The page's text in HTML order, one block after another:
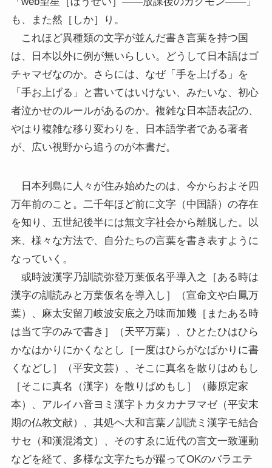
も、また然［しか］り。
これほど異種類の文字が並んだ書き言葉を持つ国
は、日本以外に例が無いらしい。どうして日本語はゴ
チャマゼなのか。さらには、なぜ「手を上げる」を
「手お上げる」と書いてはいけない、みたいな、初心
者泣かせのルールがあるのか。複雑な日本語表記の、
やはり複雑な移り変わりを、日本語学者である著者
が、広い視野から追うのが本書だ。
日本列島に人々が住み始めたのは、今からおよそ四
万年前のこと。二千年ほど前に文字（中国語）の存在
を知り、五世紀後半には無文字社会から離脱した。以
来、様々な方法で、自分たちの言葉を書き表すように
なっていく。
或時波漢字乃訓読弥登万葉仮名乎導入之［ある時は
漢字の訓読みと万葉仮名を導入し］（宣命文や白鳳万
葉）、麻太安留刀岐波安底之乃味而加幾［またある時
は当て字のみで書き］（天平万葉）、ひとたひはひら
かなはかりにかくなとし［一度はひらがなばかりに書
くなどし］（平安文芸）、そこに真名を散りはめもし
［そこに真名（漢字）を散りばめもし］（藤原定家
本）、アルイハ音ヨミ漢字トカタカナヲマゼ（平安末
期の仏教文献）、其処ヘ大和言葉ノ訓読ミ漢字モ結合
サセ（和漢混淆文）、そのすゑに近代の言文一致運動
などを経て、多様な文字たちが躍ってOKのバラエテ